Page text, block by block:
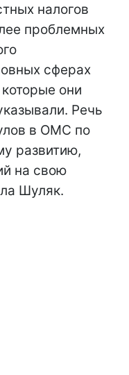
налогов
проблемных
сферах
они
Речь
в ОМС по
развитию,
на свою
Шуляк.